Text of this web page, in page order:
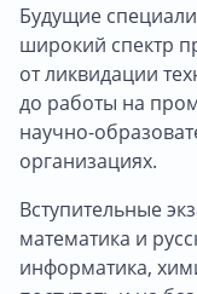
Будущие
широкий спектр
от ликвидации
до работы на
научно-
организациях.
Вступительные
математика и
информатика,